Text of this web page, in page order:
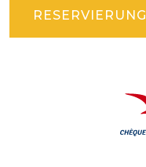
RESERVIERUNG